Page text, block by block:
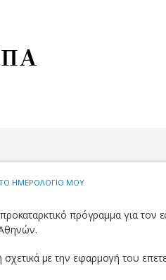
ΗΜΕΡΟΛΟΓΙΟ ΜΟΥ
πρόγραμμα για
σχετικά με την εφαρμογή του